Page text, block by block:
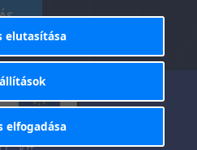
2025. Minden jog
-
tájékoztató
elutasítása
elfogadása